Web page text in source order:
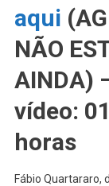
aqui
NÃO
AINDA)
vídeo:
horas
Fábio Quartararo,